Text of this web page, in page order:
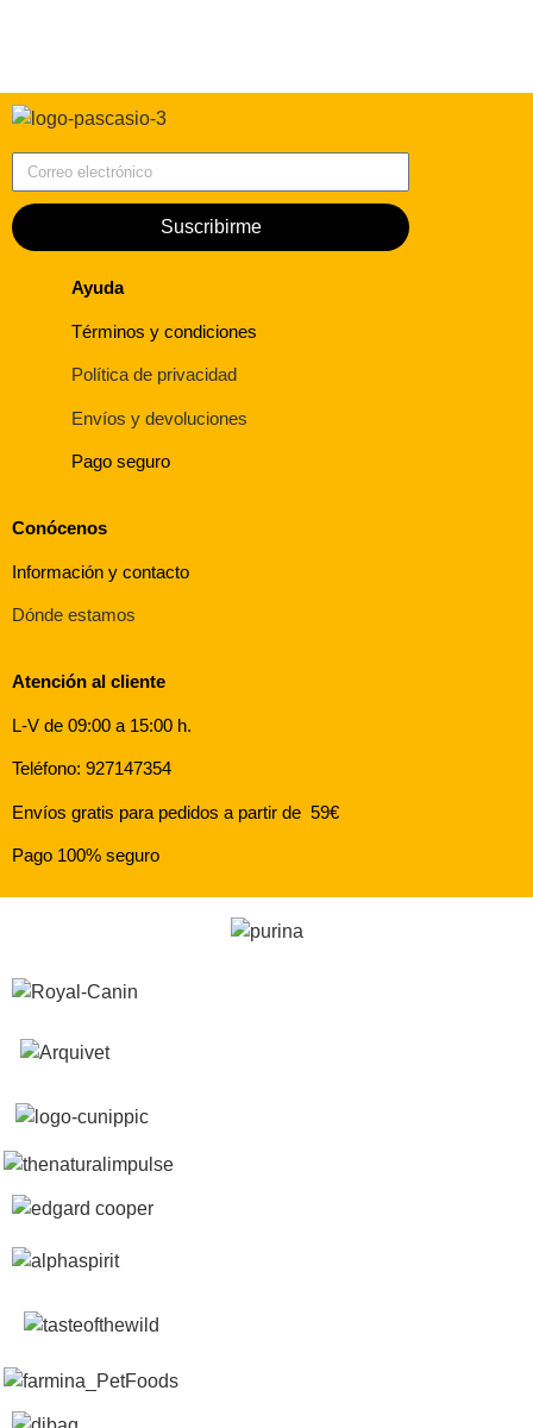
Suscribirme
Ayuda
Términos y condiciones
Política de privacidad
Envíos y devoluciones
Pago seguro
Conócenos
Información y contacto
Dónde estamos
Atención al cliente
L-V de 09:00 a 15:00 h.
Teléfono: 927147354
Envíos gratis para pedidos a partir de 59€
Pago 100% seguro